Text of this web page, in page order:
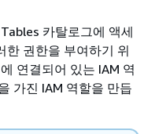
카탈로그에 액세
한 권한을 부여하기 위
연결되어 있는 IAM 역
가진 IAM 역할을 만듭